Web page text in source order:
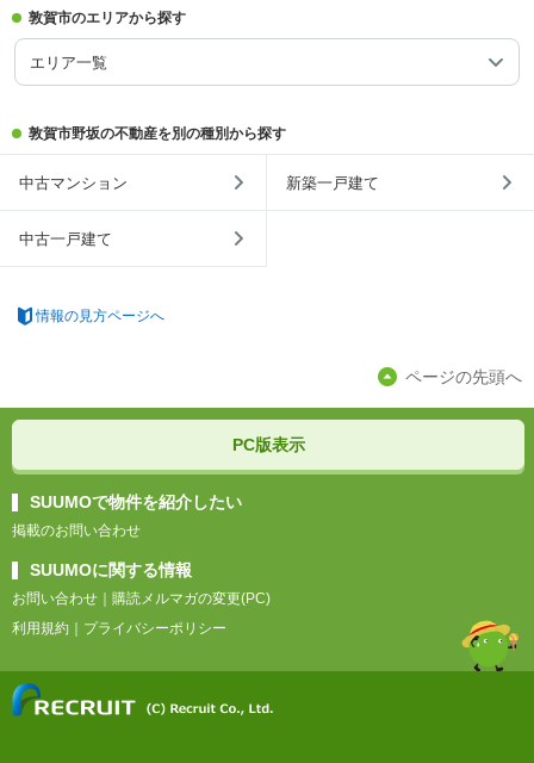
敦賀市のエリアから探す
エリア一覧
敦賀市野坂の不動産を別の種別から探す
中古マンション 新築一戸建て
中古一戸建て
情報の見方ページへ
ページの先頭へ
PC版表示
SUUMOで物件を紹介したい
掲載のお問い合わせ
SUUMOに関する情報
お問い合わせ
購読メルマガの変更(PC)
利用規約
プライバシーポリシー